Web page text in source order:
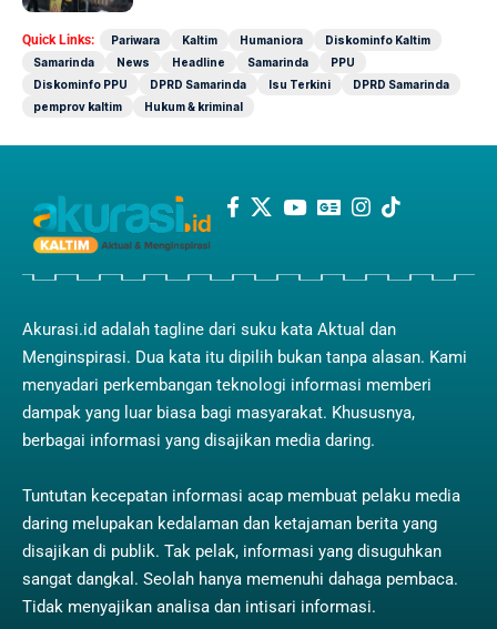
Quick Links: Pariwara Kaltim Humaniora
Diskominfo Kaltim
Samarinda
News Headline Samarinda
PPU
Diskominfo PPU
DPRD Samarinda Isu Terkini
DPRD Samarinda
pemprov kaltim
Hukum & kriminal
Akurasi.id adalah tagline dari suku kata Aktual dan
Menginspirasi. Dua kata itu dipilih bukan tanpa alasan. Kami
menyadari perkembangan teknologi informasi memberi
dampak yang luar biasa bagi masyarakat. Khususnya,
berbagai informasi yang disajikan media daring.
Tuntutan kecepatan informasi acap membuat pelaku media
daring melupakan kedalaman dan ketajaman berita yang
disajikan di publik. Tak pelak, informasi yang disuguhkan
sangat dangkal. Seolah hanya memenuhi dahaga pembaca.
Tidak menyajikan analisa dan intisari informasi.